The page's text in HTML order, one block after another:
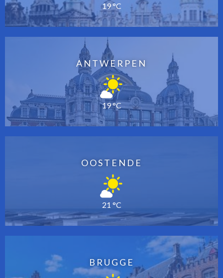
19 °C
ANTWERPEN
19 °C
OOSTENDE
21 °C
BRUGGE